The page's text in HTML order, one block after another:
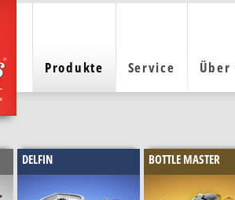
Produkte Service Über
DELFIN BOTTLE MASTER